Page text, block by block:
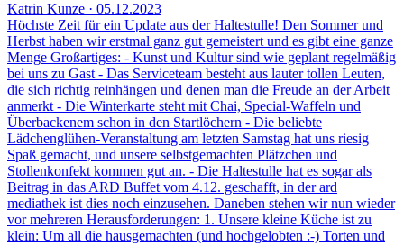
Katrin Kunze · 05.12.2023
Höchste Zeit für ein Update aus der Haltestulle! Den Sommer und
Herbst haben wir erstmal ganz gut gemeistert und es gibt eine ganze
Menge Großartiges: - Kunst und Kultur sind wie geplant regelmäßig
bei uns zu Gast - Das Serviceteam besteht aus lauter tollen Leuten,
die sich richtig reinhängen und denen man die Freude an der Arbeit
anmerkt - Die Winterkarte steht mit Chai, Special-Waffeln und
Überbackenem schon in den Startlöchern - Die beliebte
Lädchenglühen-Veranstaltung am letzten Samstag hat uns riesig
Spaß gemacht, und unsere selbstgemachten Plätzchen und
Stollenkonfekt kommen gut an. - Die Haltestulle hat es sogar als
Beitrag in das ARD Buffet vom 4.12. geschafft, in der ard
mediathek ist dies noch einzusehen. Daneben stehen wir nun wieder
vor mehreren Herausforderungen: 1. Unsere kleine Küche ist zu
klein: Um all die hausgemachten (und hochgelobten :-) Torten und